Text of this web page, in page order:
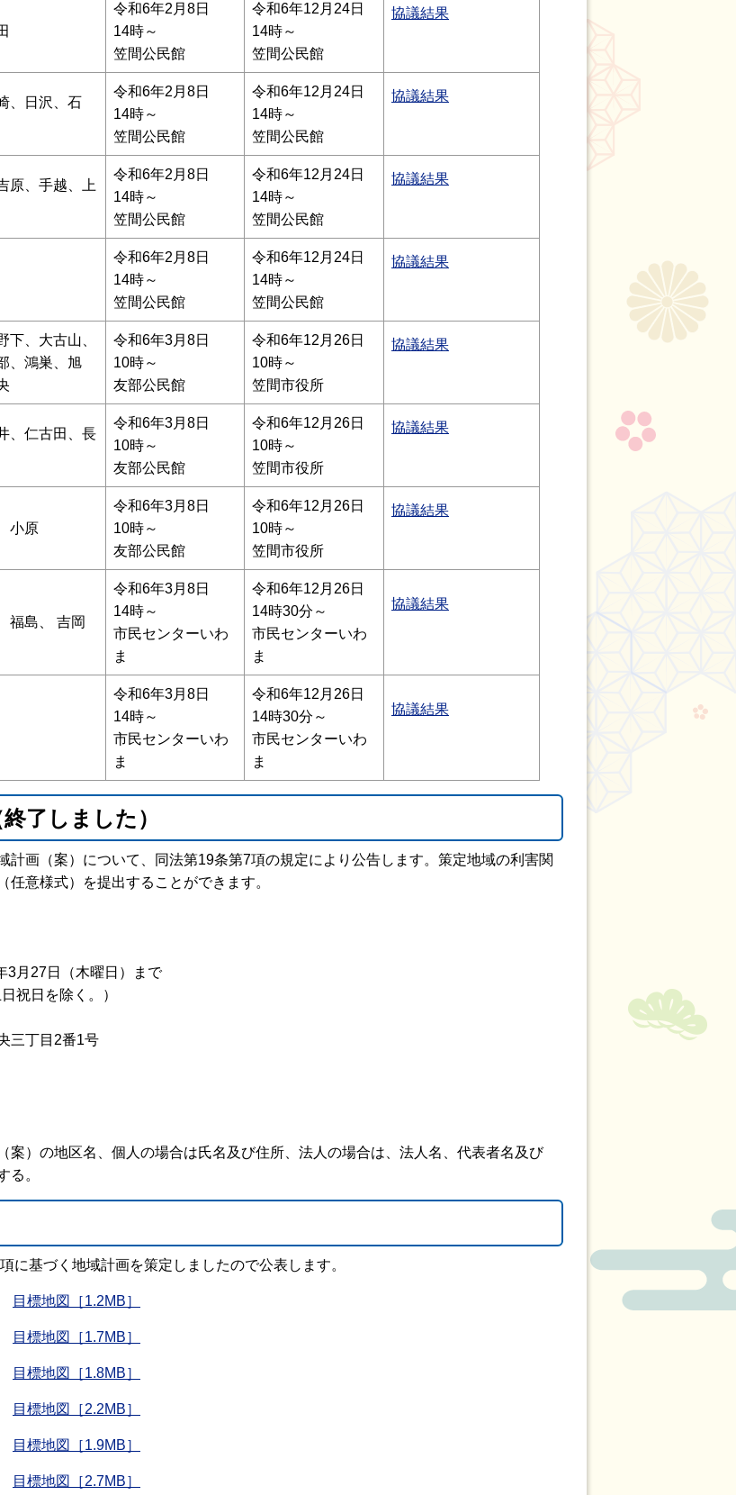
令和6年2月8日
14時～
笠間公民館
令和6年12月24日
14時～
笠間公民館
協議結果
、日沢、石
令和6年2月8日
14時～
笠間公民館
令和6年12月24日
14時～
笠間公民館
協議結果
原、手越、上
令和6年2月8日
14時～
笠間公民館
令和6年12月24日
14時～
笠間公民館
協議結果
令和6年2月8日
14時～
笠間公民館
令和6年12月24日
14時～
笠間公民館
協議結果
下、大古山、
、鴻巣、旭
令和6年3月8日
10時～
友部公民館
令和6年12月26日
10時～
笠間市役所
協議結果
、仁古田、長
令和6年3月8日
10時～
友部公民館
令和6年12月26日
10時～
笠間市役所
協議結果
小原
令和6年3月8日
10時～
友部公民館
令和6年12月26日
10時～
笠間市役所
協議結果
福島、 吉岡
令和6年3月8日
14時～
市民センターいわ
ま
令和6年12月26日
14時30分～
市民センターいわ
ま
協議結果
令和6年3月8日
14時～
市民センターいわ
ま
令和6年12月26日
14時30分～
市民センターいわ
ま
協議結果
了しました）
計画（案）について、同法第19条第7項の規定により公告します。策定地域の利害関
意様式）を提出することができます。
27日（木曜日）まで
日を除く。）
丁目2番1号
の地区名、個人の場合は氏名及び住所、法人の場合は、法人名、代表者名及び
。
に基づく地域計画を策定しましたので公表します。
目標地図［1.2MB］
目標地図［1.7MB］
目標地図［1.8MB］
目標地図［2.2MB］
目標地図［1.9MB］
目標地図［2.7MB］